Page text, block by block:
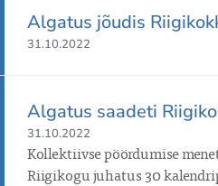
Algatus jõudis
31.10.2022
Algatus saadeti
31.10.2022
Kollektiivse pöördumise
Riigikogu juhatus 30